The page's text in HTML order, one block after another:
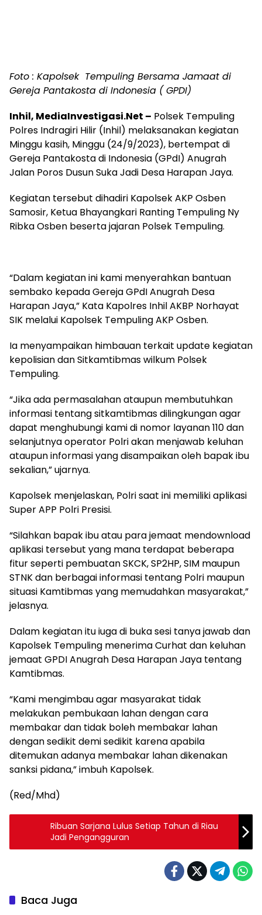
Foto : Kapolsek Tempuling Bersama Jamaat di
Gereja Pantakosta di Indonesia ( GPDI)
Inhil, MediaInvestigasi.Net – Polsek Tempuling
Polres Indragiri Hilir (Inhil) melaksanakan kegiatan
Minggu kasih, Minggu (24/9/2023), bertempat di
Gereja Pantakosta di Indonesia (GPdI) Anugrah
Jalan Poros Dusun Suka Jadi Desa Harapan Jaya.
Kegiatan tersebut dihadiri Kapolsek AKP Osben
Samosir, Ketua Bhayangkari Ranting Tempuling Ny
Ribka Osben beserta jajaran Polsek Tempuling.
“Dalam kegiatan ini kami menyerahkan bantuan
sembako kepada Gereja GPdI Anugrah Desa
Harapan Jaya,” Kata Kapolres Inhil AKBP Norhayat
SIK melalui Kapolsek Tempuling AKP Osben.
Ia menyampaikan himbauan terkait update kegiatan
kepolisian dan Sitkamtibmas wilkum Polsek
Tempuling.
“Jika ada permasalahan ataupun membutuhkan
informasi tentang sitkamtibmas dilingkungan agar
dapat menghubungi kami di nomor layanan 110 dan
selanjutnya operator Polri akan menjawab keluhan
ataupun informasi yang disampaikan oleh bapak ibu
sekalian,” ujarnya.
Kapolsek menjelaskan, Polri saat ini memiliki aplikasi
Super APP Polri Presisi.
“Silahkan bapak ibu atau para jemaat mendownload
aplikasi tersebut yang mana terdapat beberapa
fitur seperti pembuatan SKCK, SP2HP, SIM maupun
STNK dan berbagai informasi tentang Polri maupun
situasi Kamtibmas yang memudahkan masyarakat,”
jelasnya.
Dalam kegiatan itu iuga di buka sesi tanya jawab dan
Kapolsek Tempuling menerima Curhat dan keluhan
jemaat GPDI Anugrah Desa Harapan Jaya tentang
Kamtibmas.
“Kami mengimbau agar masyarakat tidak
melakukan pembukaan lahan dengan cara
membakar dan tidak boleh membakar lahan
dengan sedikit demi sedikit karena apabila
ditemukan adanya membakar lahan dikenakan
sanksi pidana,” imbuh Kapolsek.
(Red/Mhd)
Ribuan Sarjana Lulus Setiap Tahun di Riau
Jadi Pengangguran
Baca Juga